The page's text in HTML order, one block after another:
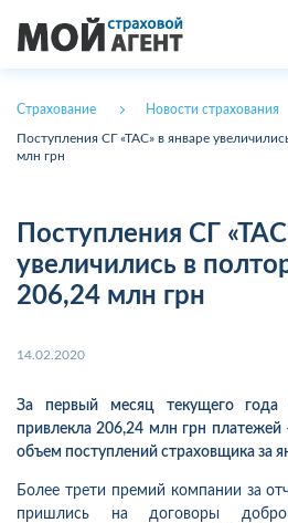
Страхование Новости страхования
Поступления СГ «ТАС» в январе
млн грн
Поступления СГ
увеличились в
206,24 млн грн
14.02.2020
За первый месяц текущего года
привлекла 206,24 млн грн
объем поступлений страховщика за
Более трети премий компании за
пришлись на договоры